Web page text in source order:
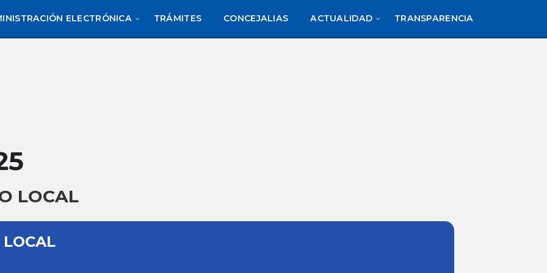
ELECTRÓNICA TRÁMITES CONCEJALIAS ACTUALIDAD TRANSPARENCIA
LOCAL